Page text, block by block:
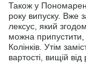
Також у
року випуску. Вже
лексус, який
можна
Колінків. Утім
вартості, вищій від